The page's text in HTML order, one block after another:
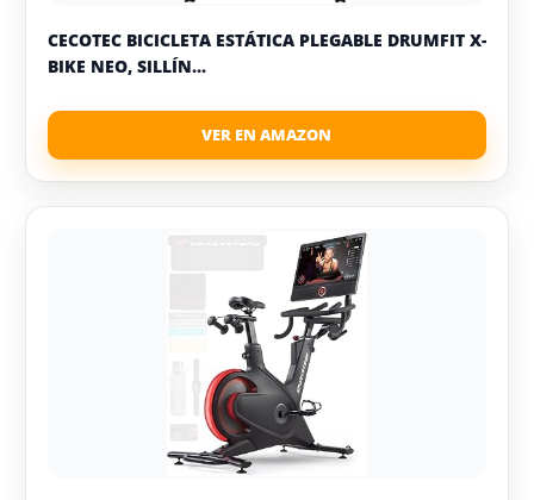
CECOTEC BICICLETA ESTÁTICA PLEGABLE DRUMFIT X-
BIKE NEO, SILLÍN...